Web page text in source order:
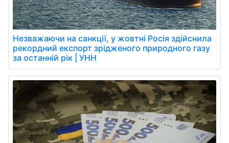
Незважаючи на санкції, у жовтні Росія здійснила
рекордний експорт зрідженого природного газу
за останній рік | УНН